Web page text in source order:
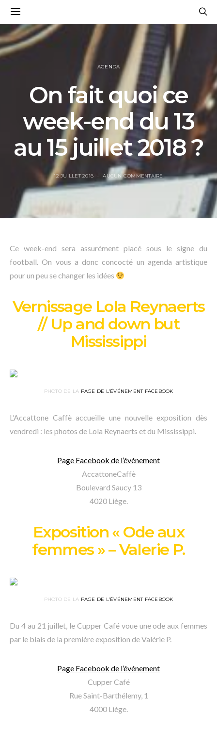
AGENDA
On fait quoi ce
week-end du 13
au 15 juillet 2018 ?
12 JUILLET 2018 AUCUN COMMENTAIRE
Ce week-end sera assurément placé sous le signe du
football. On vous a donc concocté un agenda artistique
pour un peu se changer les idées
Vernissage Lola Reynaerts
// Up and down but
Mississippi
PHOTO DE LA PAGE DE L’ÉVÉNEMENT FACEBOOK
L’Accattone Caffè accueille une nouvelle exposition dès
vendredi : les photos de Lola Reynaerts et du Mississippi.
Page Facebook de l’événement
AccattoneCaffè
Boulevard Saucy 13
4020 Liège.
Exposition « Ode aux
femmes » – Valerie P.
PHOTO DE LA PAGE DE L’ÉVÉNEMENT FACEBOOK
Du 4 au 21 juillet, le Cupper Café voue une ode aux femmes
par le biais de la première exposition de Valérie P.
Page Facebook de l’événement
Cupper Café
Rue Saint-Barthélemy, 1
4000 Liège.